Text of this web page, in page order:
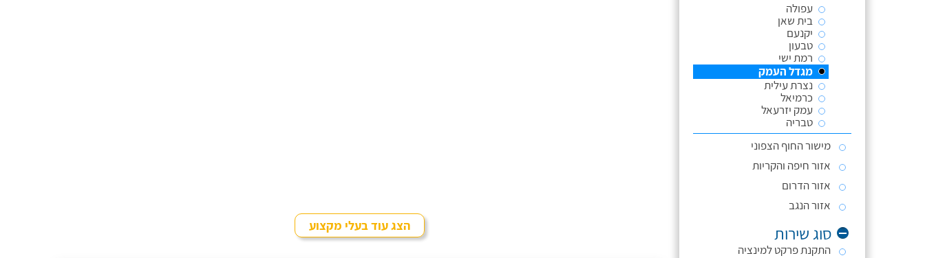
עפולה
בית שאן
יקנעם
טבעון
רמת ישי
מגדל העמק
נצרת עילית
כרמיאל
עמק יזרעאל
טבריה
מישור החוף הצפוני
אזור חיפה והקריות
אזור הדרום
אזור הנגב
סוג שירות
התקנת פרקט למינציה
הצג עוד בעלי מקצוע